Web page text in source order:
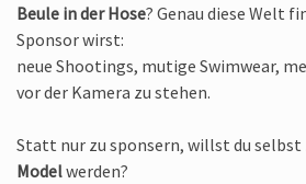
Beule in der Hose? Genau diese Welt
Sponsor wirst:
neue Shootings, mutige Swimwear,
vor der Kamera zu stehen.
Statt nur zu sponsern, willst du selbst
Modelwerden?